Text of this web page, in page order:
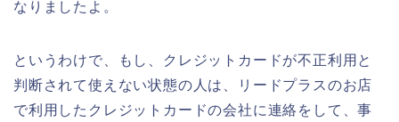
なりましたよ。
というわけで、もし、クレジットカードが不正利用と
判断されて使えない状態の人は、リードプラスのお店
で利用したクレジットカードの会社に連絡をして、事